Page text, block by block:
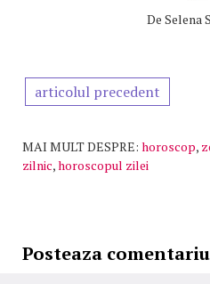
De Selena
articolul precedent
MAI MULT DESPRE: horoscop,
zilnic,horoscopul zilei
Posteaza comentariu